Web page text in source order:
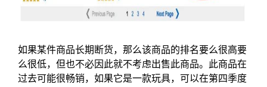
如果某件商品长期断货，那么该商品的排名要么很高要
么很低，但也不必因此就不考虑出售此商品。此商品在
过去可能很畅销，如果它是一款玩具，可以在第四季度